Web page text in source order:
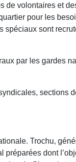
de volontaires et
pour les
spéciaux sont
par les gardes
sections
Trochu,
dont